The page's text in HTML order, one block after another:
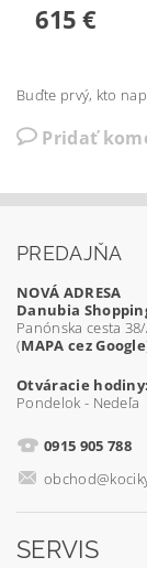
615 €
Buďte prvý, kto
Pridať
PREDAJŇA
NOVÁ ADRESA
Danubia
Panónska cesta
(MAPA cez Google
Otváracie hodiny:
Pondelok - Nedeľa
0915 905 788
SERVIS